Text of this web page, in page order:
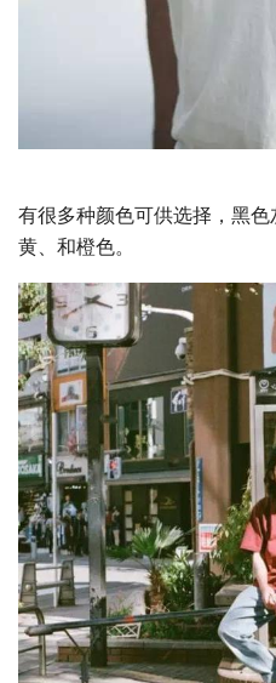
有很多种颜色可供选择，黑
黄、和橙色。